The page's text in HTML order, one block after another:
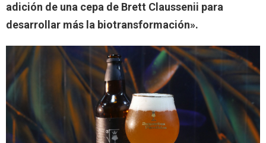
adición de una cepa de Brett Claussenii para
desarrollar más la biotransformación».